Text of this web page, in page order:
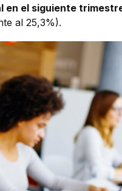
en el siguiente
al 25,3%).